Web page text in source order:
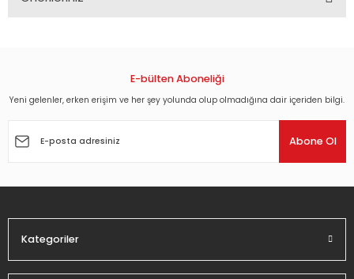
Görüş ve önerileriniz için teşekkür ederiz.
Ürün açıklamasında eksik bilgiler bulunuyor.
E-bülten Aboneliği
Yeni gelenler, erken erişim ve her şey yolunda olup olmadığına dair içeriden bilgi.
Abone Ol
Kategoriler